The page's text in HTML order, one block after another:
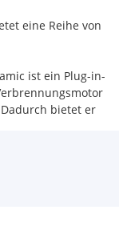
eine Reihe von
ist ein Plug-in-
bietet er
Abhängigkeit
der